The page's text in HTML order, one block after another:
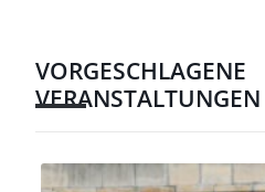
VORGESCHLAGENE
VERANSTALTUNGEN